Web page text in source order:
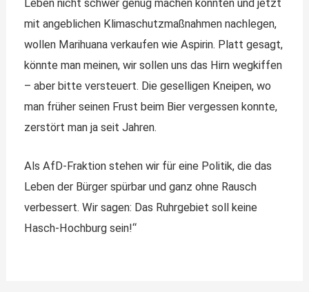
Leben nicht schwer genug machen konnten und jetzt
mit angeblichen Klimaschutzmaßnahmen nachlegen,
wollen Marihuana verkaufen wie Aspirin. Platt gesagt,
könnte man meinen, wir sollen uns das Hirn wegkiffen
– aber bitte versteuert. Die geselligen Kneipen, wo
man früher seinen Frust beim Bier vergessen konnte,
zerstört man ja seit Jahren.
Als AfD-Fraktion stehen wir für eine Politik, die das
Leben der Bürger spürbar und ganz ohne Rausch
verbessert. Wir sagen: Das Ruhrgebiet soll keine
Hasch-Hochburg sein!“